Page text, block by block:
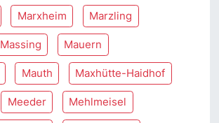
Marxheim Marzling
Massing Mauern
Mauth Maxhütte-Haidhof
Meeder Mehlmeisel